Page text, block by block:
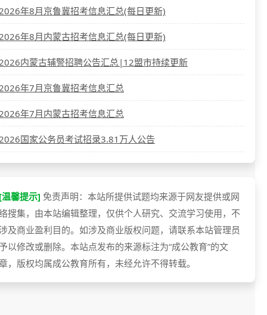
年8月京鲁冀招考信息汇总(每日更新)
年8月内蒙古招考信息汇总(每日更新)
内蒙古辅警招聘公告汇总|12盟市持续更新
年7月京鲁冀招考信息汇总
年7月内蒙古招考信息汇总
国家公务员考试招录3.81万人公告
馨提示] 免责声明：本站所提供试题均来源于网友提供或网
搜集，由本站编辑整理，仅供个人研究、交流学习使用，不
及商业盈利目的。如涉及商业版权问题，请联系本站管理员
以修改或删除。本站点发布的来源标注为“成公教育”的文
，版权均属成公教育所有，未经允许不得转载。